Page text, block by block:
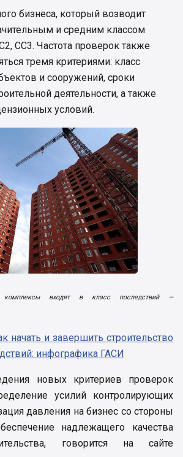
бизнеса, который возводит
и средним классом
СС3. Частота проверок также
тремя критериями: класс
и сооружений, сроки
деятельности, а также
условий.
комплексы входят в класс последствий —
начать и завершить строительство
инфографика ГАСИ
новых критериев проверок
усилий контролирующих
давления на бизнес со стороны
надлежащего качества
говорится на сайте